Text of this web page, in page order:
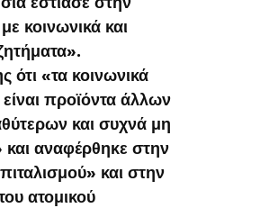
κοινωνικά και
ότι «τα κοινωνικά
προϊόντα άλλων
και συχνά μη
και αναφέρθηκε στην
και στην
ατομικού